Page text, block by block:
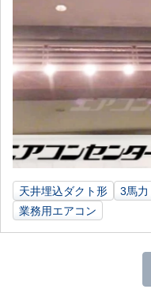
天井埋込ダクト形 3馬力
業務用エアコン